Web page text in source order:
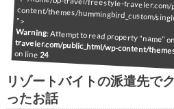
/home/bp-travel/freestyle-traveler.com/public_html/wp-content/themes/
">
Warning: Attempt to read property "name"
traveler.com/public_html/wp-content/
on line 24
リゾートバイトの派遣先で
ったお話